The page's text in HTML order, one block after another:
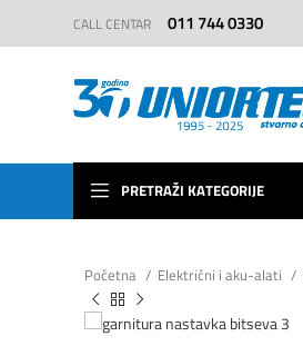
CALL CENTAR 011 744 0330
PRETRAŽI KATEGORIJE
Početna Električni i aku-alati